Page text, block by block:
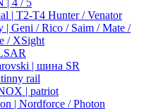
| 4 / 5
| T2-T4 Hunter / Venator
| Geni / Rico / Saim / Mate /
/ XSight
| шина SR
rail
| patriot
| Nordforce / Photon